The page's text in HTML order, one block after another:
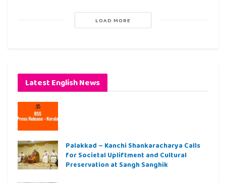
LOAD MORE
Latest English News
Palakkad – Kanchi Shankaracharya Calls
for Societal Upliftment and Cultural
Preservation at Sangh Sanghik